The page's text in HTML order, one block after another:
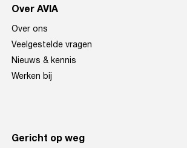
Over AVIA
Over ons
Veelgestelde vragen
Nieuws & kennis
Werken bij
Gericht op weg